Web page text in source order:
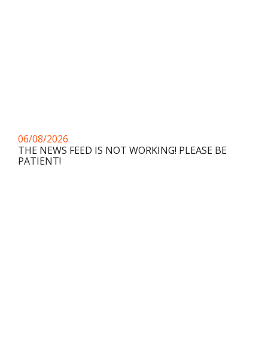
06/08/2026
THE NEWS FEED IS NOT WORKING! PLEASE BE
PATIENT!